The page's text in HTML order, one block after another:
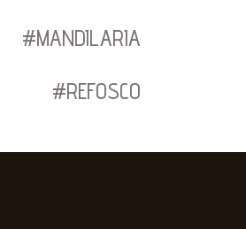
#MANDILARIA
#REFOSCO